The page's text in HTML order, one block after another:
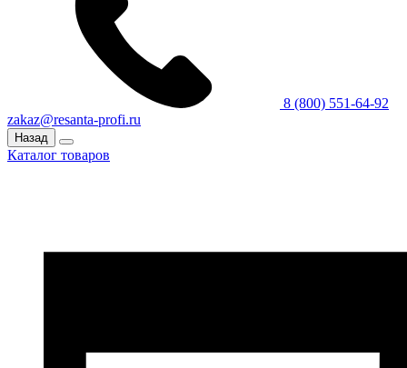
8 (800) 551-64-92
zakaz@resanta-profi.ru
Назад
Каталог товаров